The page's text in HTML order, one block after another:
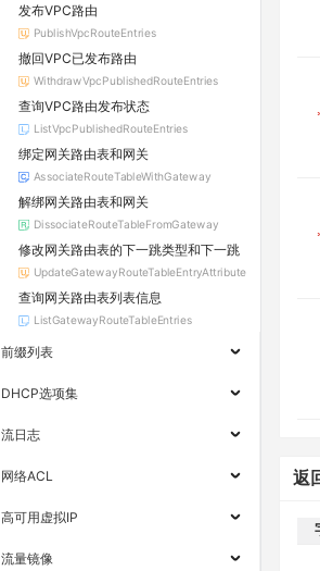
发布VPC路由
PublishVpcRouteEntries
撤回VPC已发布路由
WithdrawVpcPublishedRouteEntries
查询VPC路由发布状态
ListVpcPublishedRouteEntries
绑定网关路由表和网关
AssociateRouteTableWithGateway
解绑网关路由表和网关
DissociateRouteTableFromGateway
修改网关路由表的下一跳类型和下一跳
UpdateGatewayRouteTableEntryAttribute
查询网关路由表列表信息
ListGatewayRouteTableEntries
前缀列表
DHCP选项集
流日志
网络ACL
高可用虚拟IP
流量镜像
返